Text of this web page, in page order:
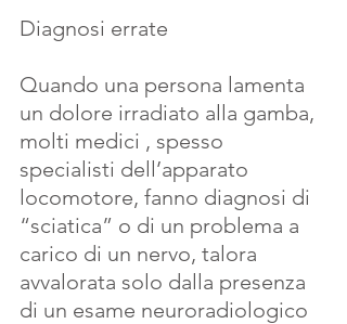
Diagnosi errate
Quando una persona lamenta
un dolore irradiato alla gamba,
molti medici , spesso
specialisti dell’apparato
locomotore, fanno diagnosi di
“sciatica” o di un problema a
carico di un nervo, talora
avvalorata solo dalla presenza
di un esame neuroradiologico